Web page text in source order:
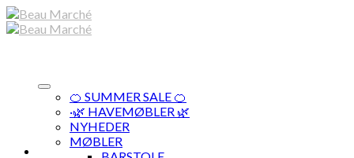
Skip
to
🍊 SUMMER SALE 🍊
·🌿 HAVEMØBLER 🌿
NYHEDER
MØBLER